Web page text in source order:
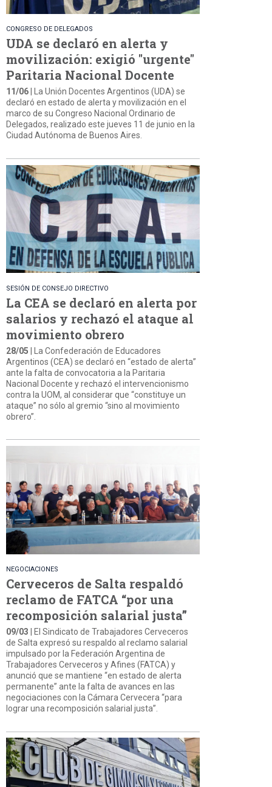
CONGRESO DE DELEGADOS
UDA se declaró en alerta y
movilización: exigió "urgente"
Paritaria Nacional Docente
11/06 | La Unión Docentes Argentinos (UDA) se
declaró en estado de alerta y movilización en el
marco de su Congreso Nacional Ordinario de
Delegados, realizado este jueves 11 de junio en la
Ciudad Autónoma de Buenos Aires.
SESIÓN DE CONSEJO DIRECTIVO
La CEA se declaró en alerta por
salarios y rechazó el ataque al
movimiento obrero
28/05 | La Confederación de Educadores
Argentinos (CEA) se declaró en “estado de alerta”
ante la falta de convocatoria a la Paritaria
Nacional Docente y rechazó el intervencionismo
contra la UOM, al considerar que “constituye un
ataque” no sólo al gremio “sino al movimiento
obrero”.
NEGOCIACIONES
Cerveceros de Salta respaldó
reclamo de FATCA “por una
recomposición salarial justa”
09/03 | El Sindicato de Trabajadores Cerveceros
de Salta expresó su respaldo al reclamo salarial
impulsado por la Federación Argentina de
Trabajadores Cerveceros y Afines (FATCA) y
anunció que se mantiene “en estado de alerta
permanente” ante la falta de avances en las
negociaciones con la Cámara Cervecera “para
lograr una recomposición salarial justa”.